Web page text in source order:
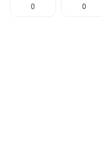
0 0